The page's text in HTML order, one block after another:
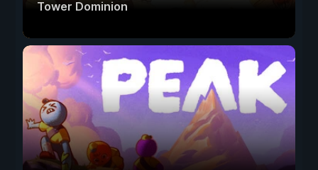
Tower Dominion